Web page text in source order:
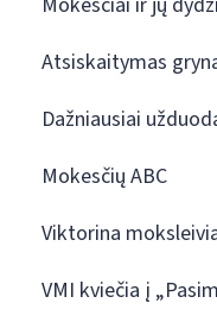
Atsiskaitymas
Dažniausiai
Mokesčių ABC
Viktorina
VMI kviečia į